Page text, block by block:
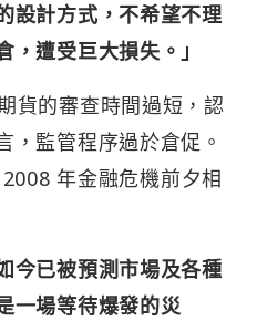
設計方式，不希望不理
遭受巨大損失。」
貨的審查時間過短，認
，監管程序過於倉促。
年金融危機前夕相
今已被預測市場及各種
一場等待爆發的災